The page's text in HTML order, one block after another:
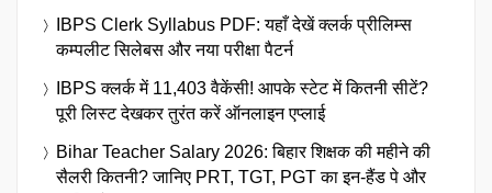
IBPS Clerk Syllabus PDF: यहाँ देखें क्लर्क प्रीलिम्स
कम्पलीट सिलेबस और नया परीक्षा पैटर्न
IBPS क्लर्क में 11,403 वैकेंसी! आपके स्टेट में कितनी सीटें?
पूरी लिस्ट देखकर तुरंत करें ऑनलाइन एप्लाई
Bihar Teacher Salary 2026: बिहार शिक्षक की महीने की
सैलरी कितनी? जानिए PRT, TGT, PGT का इन-हैंड पे और